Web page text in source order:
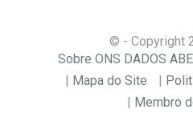
© - Copyright
Sobre ONS DADOS
Mapa do Site
Membro